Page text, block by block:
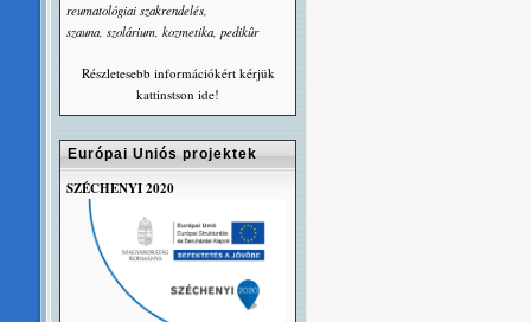
reumatológiai szakrendelés,
szauna, szolárium, kozmetika, pedikûr
Részletesebb információkért kérjük
kattinstson ide!
Európai Uniós projektek
SZÉCHENYI 2020